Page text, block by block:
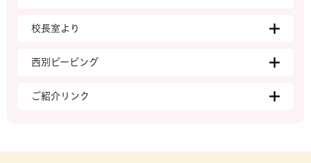
校長室より
西別ピーピング
ご紹介リンク